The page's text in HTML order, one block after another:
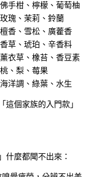
佛手柑、檸檬、葡萄柚
玫瑰、茉莉、鈴蘭
檀香、雪松、廣藿香
香草、琥珀、辛香料
薰衣草、橡苔、香豆素
桃、梨、莓果
海洋調、綠葉、水生
這個家族的入門款」
什麼都聞不出來：